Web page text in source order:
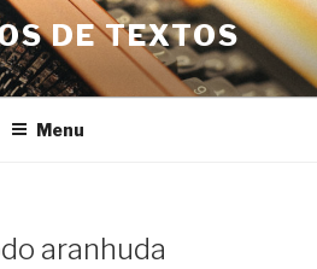
DE TEXTOS
Menu
aranhuda